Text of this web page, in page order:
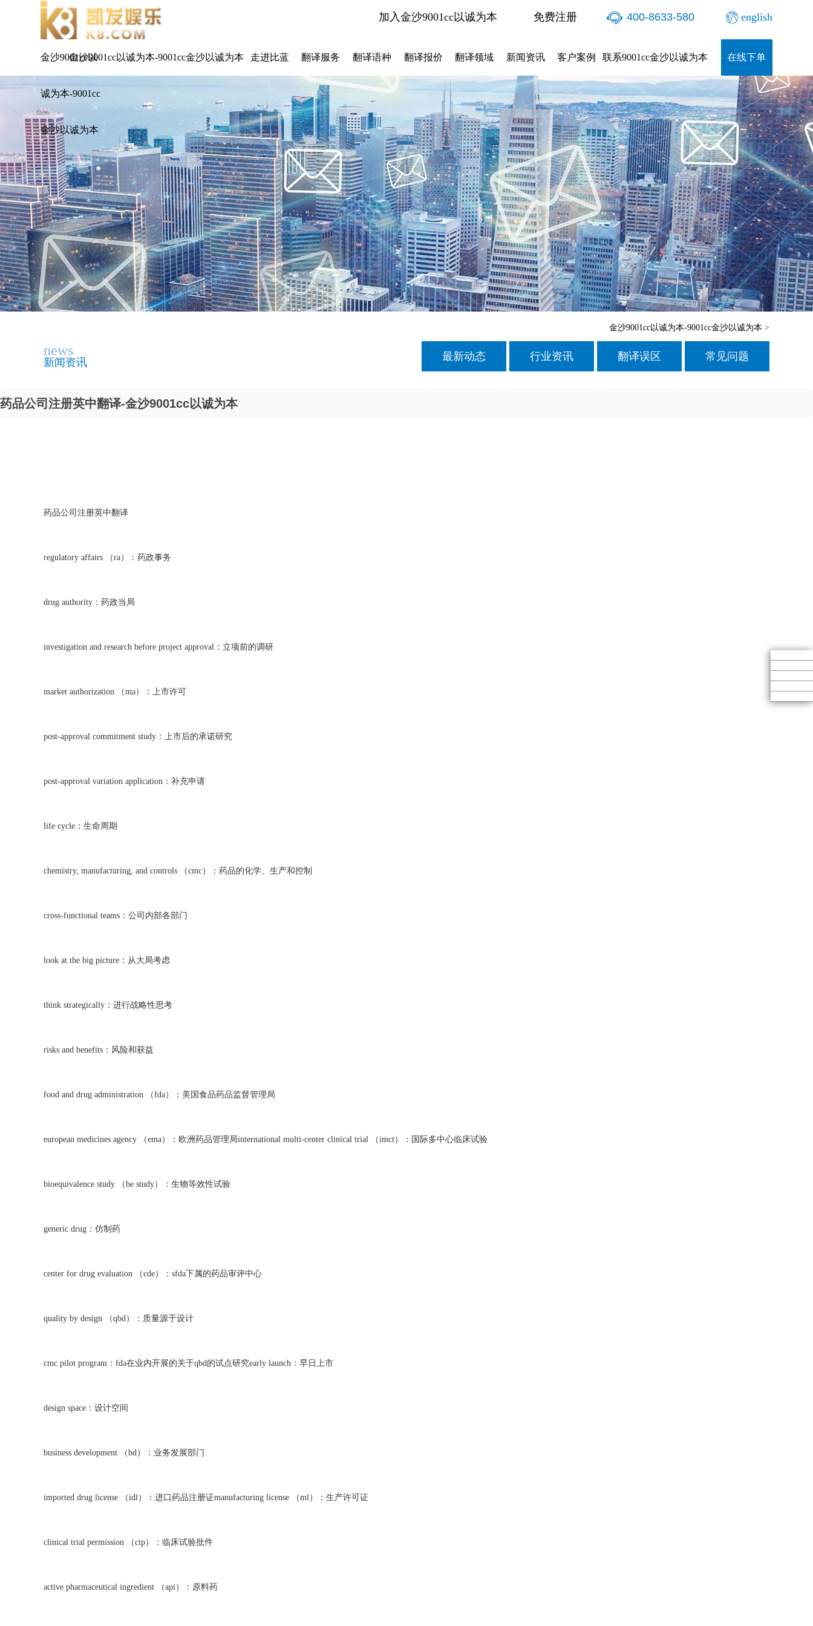
加入金沙9001cc以诚为本 免费注册 400-8633-580 english
金沙9001cc以
诚为本-9001cc
金沙以诚为本
金沙9001cc以诚为本-9001cc金沙以诚为本 走进比蓝 翻译服务 翻译语种 翻译报价 翻译领域 新闻资讯 客户案例 联系9001cc金沙以诚为本 在线下单
金沙9001cc以诚为本-9001cc金沙以诚为本 >
news
新闻资讯 最新动态 行业资讯 翻译误区 常见问题
药品公司注册英中翻译-金沙9001cc以诚为本
药品公司注册英中翻译
regulatory affairs （ra）：药政事务
drug authority：药政当局
investigation and research before project approval：立项前的调研
market authorization （ma）：上市许可
post-approval commitment study：上市后的承诺研究
post-approval variation application：补充申请
life cycle：生命周期
chemistry, manufacturing, and controls （cmc）：药品的化学、生产和控制
cross-functional teams：公司内部各部门
look at the big picture：从大局考虑
think strategically：进行战略性思考
risks and benefits：风险和获益
food and drug administration （fda）：美国食品药品监督管理局
european medicines agency （ema）：欧洲药品管理局international multi-center clinical trial （imct）：国际多中心临床试验
bioequivalence study （be study）：生物等效性试验
generic drug：仿制药
center for drug evaluation （cde）：sfda下属的药品审评中心
quality by design （qbd）：质量源于设计
cmc pilot program：fda在业内开展的关于qbd的试点研究early launch：早日上市
design space：设计空间
business development （bd）：业务发展部门
imported drug license （idl）：进口药品注册证manufacturing license （ml）：生产许可证
clinical trial permission （ctp）：临床试验批件
active pharmaceutical ingredient （api）：原料药